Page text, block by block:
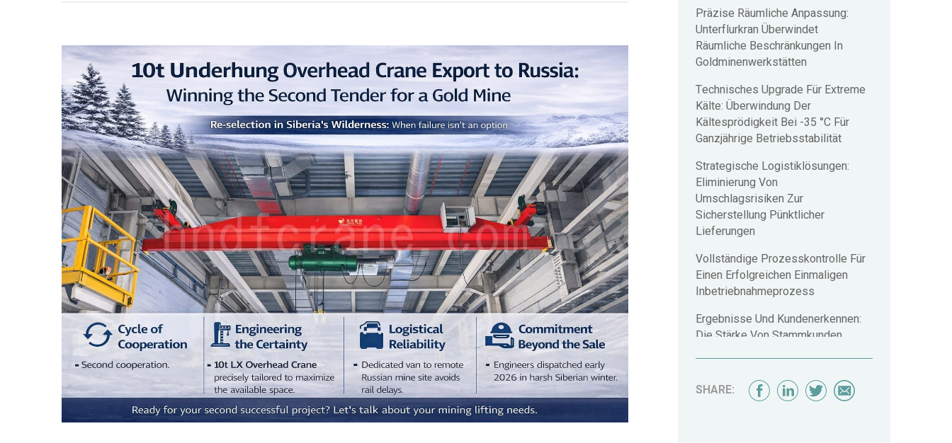
Präzise Räumliche Anpassung:
Unterflurkran Überwindet
Räumliche Beschränkungen In
Goldminenwerkstätten
Technisches Upgrade Für Extreme
Kälte: Überwindung Der
Kältesprödigkeit Bei -35 °C Für
Ganzjährige Betriebsstabilität
Strategische Logistiklösungen:
Eliminierung Von
Umschlagsrisiken Zur
Sicherstellung Pünktlicher
Lieferungen
Vollständige Prozesskontrolle Für
Einen Erfolgreichen Einmaligen
Inbetriebnahmeprozess
Ergebnisse Und Kundenerkennen:
Die Stärke Von Stammkunden
SHARE: